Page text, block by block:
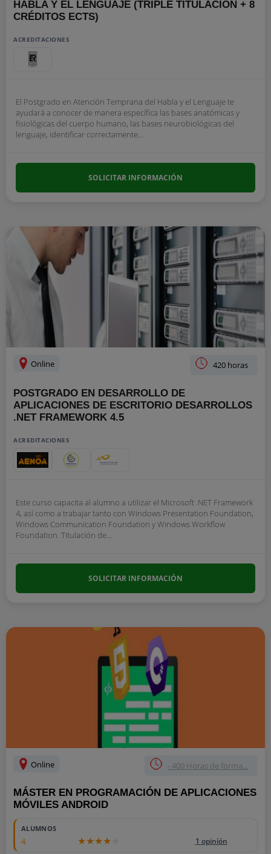
HABLA Y EL LENGUAJE (TRIPLE TITULACIÓN + 8
CRÉDITOS ECTS)
ACREDITACIONES
El Postgrado en Atención Temprana del Habla y el Lenguaje te
ayudará a conocer de manera específica las bases anatómicas y
fisiológicas del cuerpo humano, las bases neurobiológicas del
lenguaje, identificar correctamente...
SOLICITAR INFORMACIÓN
Online 420 horas
POSTGRADO EN DESARROLLO DE
APLICACIONES DE ESCRITORIO DESARROLLOS
.NET FRAMEWORK 4.5
ACREDITACIONES
Este curso capacita al alumno a utilizar el Microsoft .NET Framework
4, así como a trabajar tanto con Windows Presentation Foundation,
Windows Communication Foundation y Windows Workflow
Foundation. Titulación de...
SOLICITAR INFORMACIÓN
Online - 400 Horas de forma...
MÁSTER EN PROGRAMACIÓN DE APLICACIONES
MÓVILES ANDROID
ALUMNOS
4 1 opinión